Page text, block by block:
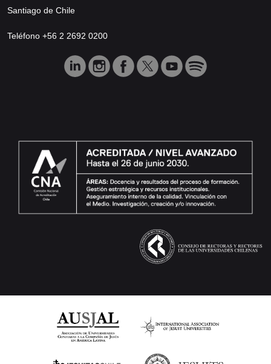
Santiago de Chile
Teléfono +56 2 2692 0200